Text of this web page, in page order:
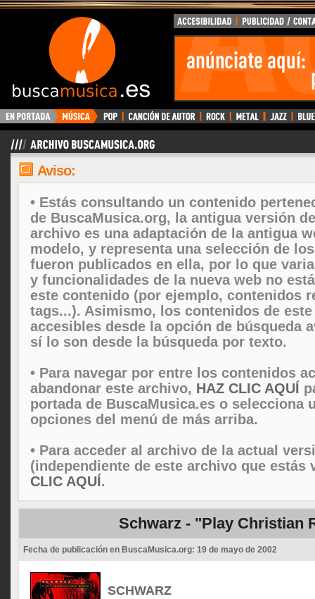
Aviso:
• Estás consultando un contenido
de BuscaMusica.org, la antigua versión
archivo es una adaptación de la antigua
modelo, y representa una selección de
fueron publicados en ella, por lo que
y funcionalidades de la nueva web no
este contenido (por ejemplo, contenidos
tags...). Asimismo, los contenidos de
accesibles desde la opción de búsqueda
sí lo son desde la búsqueda por texto.
• Para navegar por entre los contenidos
abandonar este archivo, HAZ CLIC AQUÍ
portada de BuscaMusica.es o selecciona
opciones del menú de más arriba.
• Para acceder al archivo de la actual
(independiente de este archivo que
CLIC AQUÍ.
Schwarz - "Play Christian
Fecha de publicación en BuscaMusica.org: 19 de mayo de 2002
SCHWARZ